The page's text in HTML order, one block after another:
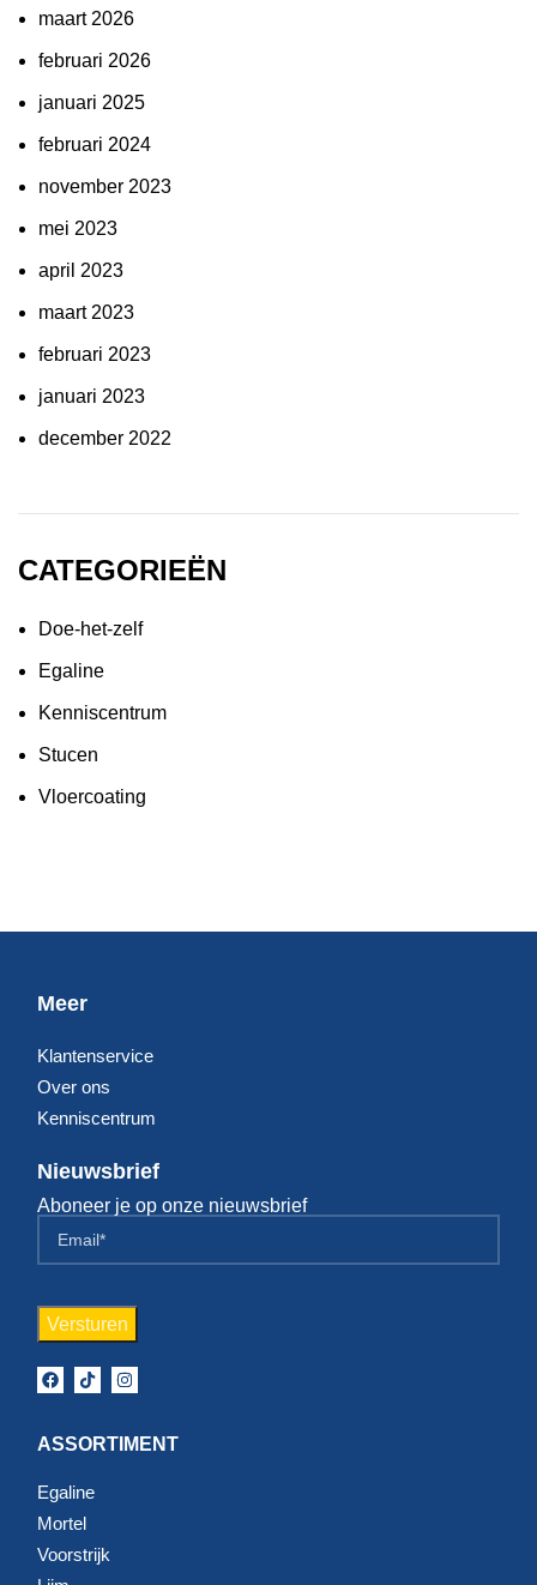
maart 2026
februari 2026
januari 2025
februari 2024
november 2023
mei 2023
april 2023
maart 2023
februari 2023
januari 2023
december 2022
CATEGORIEËN
Doe-het-zelf
Egaline
Kenniscentrum
Stucen
Vloercoating
Meer
Klantenservice
Over ons
Kenniscentrum
Nieuwsbrief
Aboneer je op onze nieuwsbrief
ASSORTIMENT
Egaline
Mortel
Voorstrijk